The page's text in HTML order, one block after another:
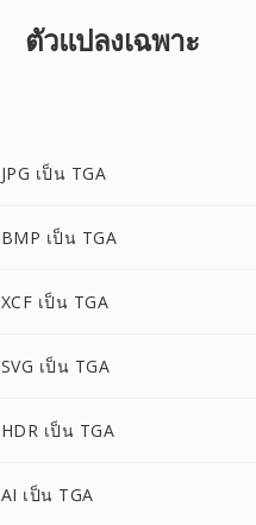
ตัวแปลงเฉพาะ
JPG เป็น TGA
BMP เป็น TGA
XCF เป็น TGA
SVG เป็น TGA
HDR เป็น TGA
AI เป็น TGA